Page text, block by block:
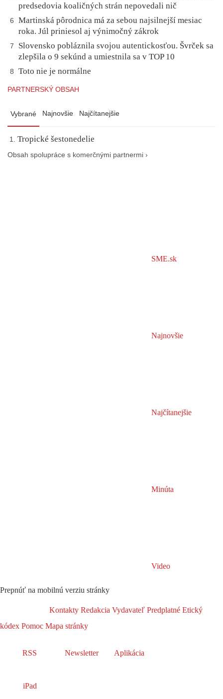
predsedovia koaličných strán nepovedali nič
6
Martinská pôrodnica má za sebou najsilnejší mesiac
roka. Júl priniesol aj výnimočný zákrok
7
Slovensko pobláznila svojou autentickosťou. Švrček sa
zlepšila o 9 sekúnd a umiestnila sa v TOP 10
8 Toto nie je normálne
PARTNERSKÝ OBSAH
Vybrané Najnovšie Najčítanejšie
Tropické šestonedelie
Obsah spolupráce s komerčnými partnermi ›
SME.sk
Najnovšie
Najčítanejšie
Minúta
Video
Prepnúť na mobilnú verziu stránky
Kontakty Redakcia Vydavateľ Predplatné Etický
kódex Pomoc Mapa stránky
RSS Newsletter Aplikácia
iPad